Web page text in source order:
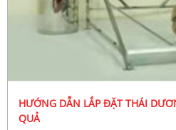
HƯỚNG DẪN LẮP ĐẶT THÁI
QUẢ